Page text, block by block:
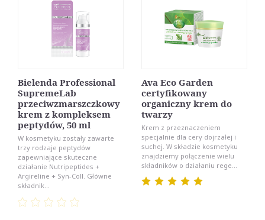
Bielenda Professional
SupremeLab
przeciwzmarszczkowy
krem z kompleksem
peptydów, 50 ml
W kosmetyku zostały zawarte
trzy rodzaje peptydów
zapewniające skuteczne
działanie Nutripeptides +
Argireline + Syn-Coll. Główne
składnik...
Ava Eco Garden
certyfikowany
organiczny krem do
twarzy
Krem z przeznaczeniem
specjalnie dla cery dojrzałej i
suchej. W składzie kosmetyku
znajdziemy połączenie wielu
składników o działaniu rege...